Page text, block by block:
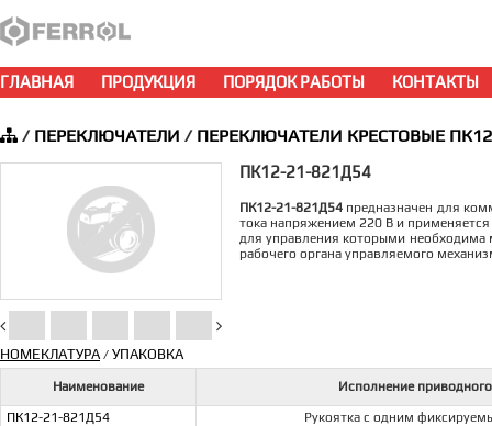
ГЛАВНАЯ ПРОДУКЦИЯ ПОРЯДОК РАБОТЫ КОНТАКТЫ
/ ПЕРЕКЛЮЧАТЕЛИ / ПЕРЕКЛЮЧАТЕЛИ КРЕСТОВЫЕ ПК12
ПК12-21-821Д54
ПК12-21-821Д54 предназначен для
тока напряжением 220 В и
для управления которыми
рабочего органа управляемого
НОМЕКЛАТУРА/ УПАКОВКА
Наименование
Исполнение
ПК12-21-821Д54
Рукоятка с одним